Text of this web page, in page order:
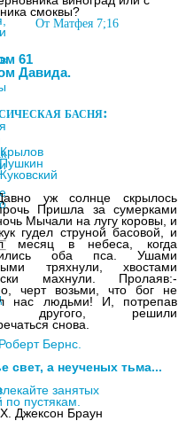
Архив журналов
"Твоё здоровье"
Целебные свойства
пищевых растений
смоквы?
От Матфея 7;16
61
Давида.
басня:
уж солнце скрылось
Пришла за сумерками
Мычали на лугу коровы, и
гудел струной басовой, и
месяц в небеса, когда
оба пса. Ушами
тряхнули, хвостами
махнули. Пролаяв:-
черт возьми, что бог не
нас людьми! И, потрепав
другого, решили
снова.
Роберт Бернс.
свет, а неученых тьма...
занятых
пустякам.
Браун